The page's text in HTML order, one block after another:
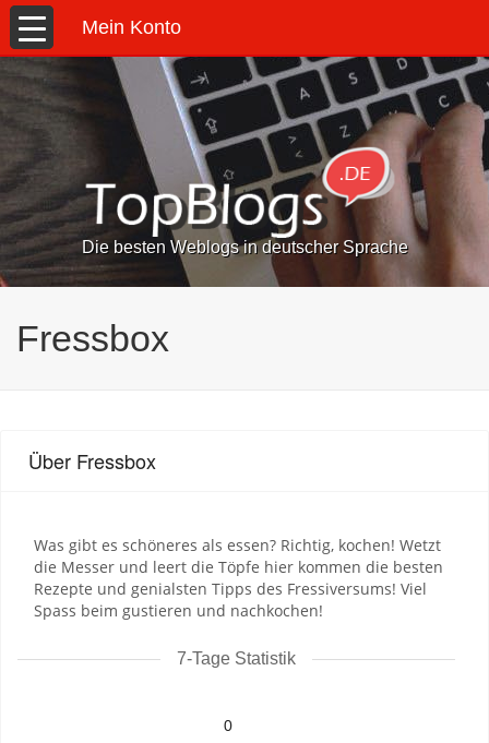
Mein Konto
Die besten Weblogs in deutscher Sprache
Fressbox
Über Fressbox
Was gibt es schöneres als essen? Richtig, kochen! Wetzt
die Messer und leert die Töpfe hier kommen die besten
Rezepte und genialsten Tipps des Fressiversums! Viel
Spass beim gustieren und nachkochen!
7-Tage Statistik
0